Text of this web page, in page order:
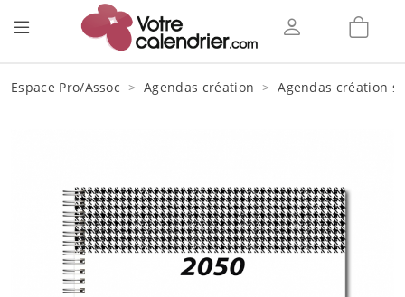
Espace Pro/Assoc Agendas création Agendas création